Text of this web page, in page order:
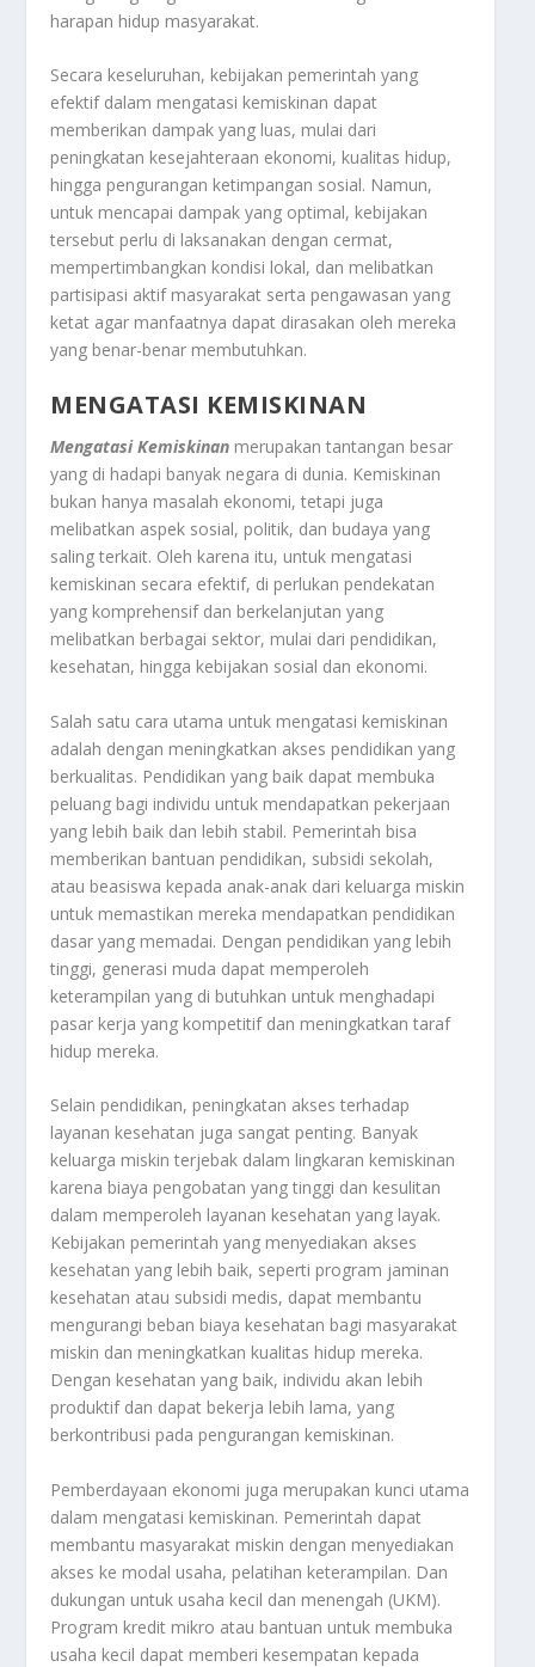
harapan hidup masyarakat.
Secara keseluruhan, kebijakan pemerintah yang
efektif dalam mengatasi kemiskinan dapat
memberikan dampak yang luas, mulai dari
peningkatan kesejahteraan ekonomi, kualitas hidup,
hingga pengurangan ketimpangan sosial. Namun,
untuk mencapai dampak yang optimal, kebijakan
tersebut perlu di laksanakan dengan cermat,
mempertimbangkan kondisi lokal, dan melibatkan
partisipasi aktif masyarakat serta pengawasan yang
ketat agar manfaatnya dapat dirasakan oleh mereka
yang benar-benar membutuhkan.
MENGATASI KEMISKINAN
Mengatasi Kemiskinan merupakan tantangan besar
yang di hadapi banyak negara di dunia. Kemiskinan
bukan hanya masalah ekonomi, tetapi juga
melibatkan aspek sosial, politik, dan budaya yang
saling terkait. Oleh karena itu, untuk mengatasi
kemiskinan secara efektif, di perlukan pendekatan
yang komprehensif dan berkelanjutan yang
melibatkan berbagai sektor, mulai dari pendidikan,
kesehatan, hingga kebijakan sosial dan ekonomi.
Salah satu cara utama untuk mengatasi kemiskinan
adalah dengan meningkatkan akses pendidikan yang
berkualitas. Pendidikan yang baik dapat membuka
peluang bagi individu untuk mendapatkan pekerjaan
yang lebih baik dan lebih stabil. Pemerintah bisa
memberikan bantuan pendidikan, subsidi sekolah,
atau beasiswa kepada anak-anak dari keluarga miskin
untuk memastikan mereka mendapatkan pendidikan
dasar yang memadai. Dengan pendidikan yang lebih
tinggi, generasi muda dapat memperoleh
keterampilan yang di butuhkan untuk menghadapi
pasar kerja yang kompetitif dan meningkatkan taraf
hidup mereka.
Selain pendidikan, peningkatan akses terhadap
layanan kesehatan juga sangat penting. Banyak
keluarga miskin terjebak dalam lingkaran kemiskinan
karena biaya pengobatan yang tinggi dan kesulitan
dalam memperoleh layanan kesehatan yang layak.
Kebijakan pemerintah yang menyediakan akses
kesehatan yang lebih baik, seperti program jaminan
kesehatan atau subsidi medis, dapat membantu
mengurangi beban biaya kesehatan bagi masyarakat
miskin dan meningkatkan kualitas hidup mereka.
Dengan kesehatan yang baik, individu akan lebih
produktif dan dapat bekerja lebih lama, yang
berkontribusi pada pengurangan kemiskinan.
Pemberdayaan ekonomi juga merupakan kunci utama
dalam mengatasi kemiskinan. Pemerintah dapat
membantu masyarakat miskin dengan menyediakan
akses ke modal usaha, pelatihan keterampilan. Dan
dukungan untuk usaha kecil dan menengah (UKM).
Program kredit mikro atau bantuan untuk membuka
usaha kecil dapat memberi kesempatan kepada